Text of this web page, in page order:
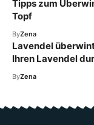
Tipps zum
Topf
ByZena
Lavendel
Ihren Lavendel
ByZena